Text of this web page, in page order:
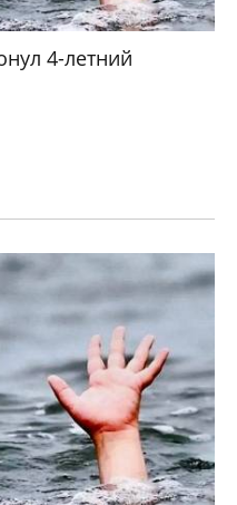
4-летний